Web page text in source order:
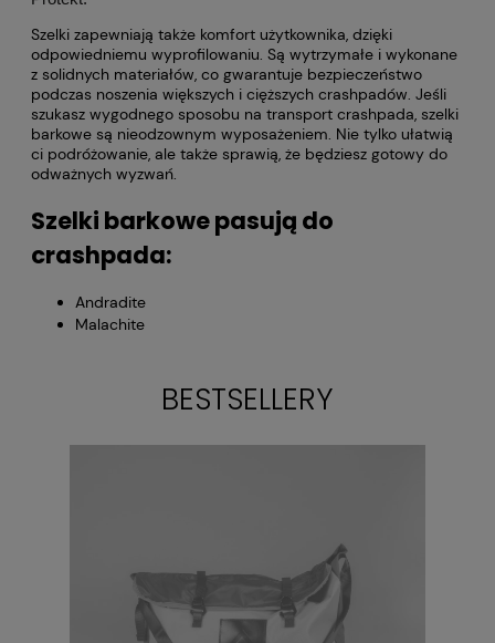
Szelki zapewniają także komfort użytkownika, dzięki
odpowiedniemu wyprofilowaniu. Są wytrzymałe i wykonane
z solidnych materiałów, co gwarantuje bezpieczeństwo
podczas noszenia większych i cięższych crashpadów. Jeśli
szukasz wygodnego sposobu na transport crashpada, szelki
barkowe są nieodzownym wyposażeniem. Nie tylko ułatwią
ci podróżowanie, ale także sprawią, że będziesz gotowy do
odważnych wyzwań.
Szelki barkowe pasują do
crashpada:
Andradite
Malachite
BESTSELLERY